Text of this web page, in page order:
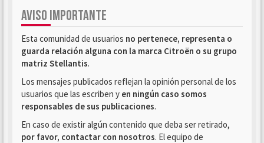
AVISO IMPORTANTE
Esta comunidad de usuarios no pertenece, representa o
guarda relación alguna con la marca Citroën o su grupo
matriz Stellantis.
Los mensajes publicados reflejan la opinión personal de los
usuarios que las escriben y en ningún caso somos
responsables de sus publicaciones.
En caso de existir algún contenido que deba ser retirado,
por favor, contactar con nosotros. El equipo de